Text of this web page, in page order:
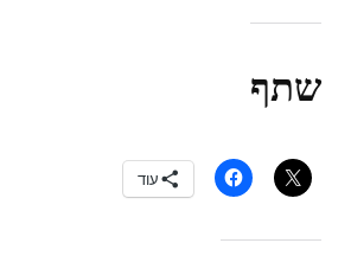
שתף
עוד